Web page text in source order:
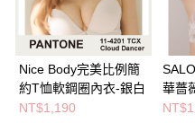
Nice Body完美比例簡
約T恤軟鋼圈內衣-銀白
NT$1,190
華薔
膚